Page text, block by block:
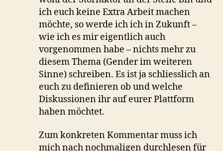
ich euch keine Extra Arbeit machen
möchte, so werde ich ich in Zukunft –
wie ich es mir eigentlich auch
vorgenommen habe – nichts mehr zu
diesem Thema (Gender im weiteren
Sinne) schreiben. Es ist ja schliesslich an
euch zu definieren ob und welche
Diskussionen ihr auf eurer Plattform
haben möchtet.
Zum konkreten Kommentar muss ich
mich nach nochmaligen durchlesen für